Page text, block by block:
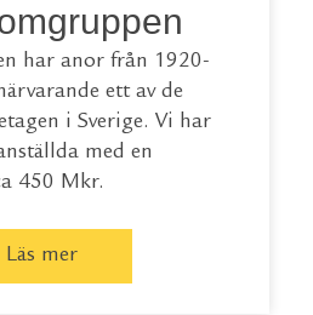
har anor från 1920-
ett av de
i Sverige. Vi har
med en
450 Mkr.
Läs mer